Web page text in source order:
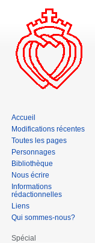
Accueil
Modifications récentes
Toutes les pages
Personnages
Bibliothèque
Nous écrire
Informations
rédactionnelles
Liens
Qui sommes-nous?
Spécial